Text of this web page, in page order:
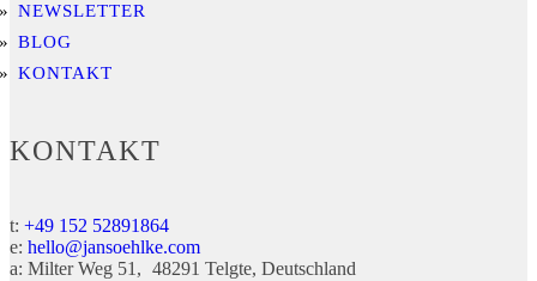
NEWSLETTER
BLOG
KONTAKT
KONTAKT
t: +49 152 52891864
e: hello@jansoehlke.com
a: Milter Weg 51 48291 Telgte Deutschland